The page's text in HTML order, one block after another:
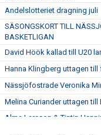
Andelslotteriet dragning juli
SÄSONGSKORT TILL
BASKETLIGAN
David Höök kallad till U20
Hanna Klingberg uttagen
Nässjöfostrade Veronika
Melina Curiander uttagen till
Alma Larsson & Tintin